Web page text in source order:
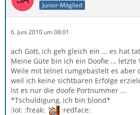
Junior-Mitglied
6. Juni 2010 um 08:01
ach Gott, ich geh gleich ein ... es hat
Meine Güte bin ich ein Doofie ... letzte
Weile mit telnet rumgebastelt es aber
weil ich keine sichtbaren Erfolge
ist es nur die doofe Portnummer ...
*Tschuldigung, ich bin blond*
:lol: :freak:
:redface: